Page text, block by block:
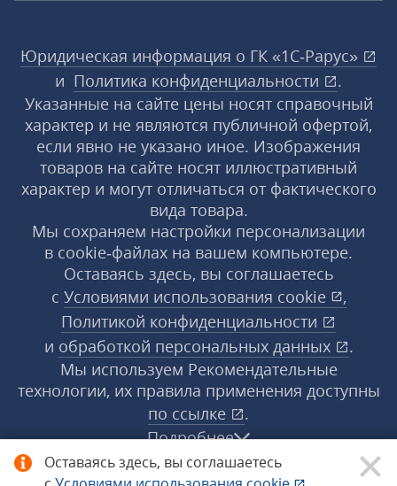
Оставаясь здесь, вы соглашаетесь
Юридическая информация о ГК «1С‑Рарус»
и Политика конфиденциальности
.
Указанные на сайте цены носят справочный
характер и не являются публичной офертой,
если явно не указано иное. Изображения
товаров на сайте носят иллюстративный
характер и могут отличаться от фактического
вида товара.
Мы сохраняем настройки персонализации
в cookie‑файлах на вашем компьютере.
Оставаясь здесь, вы соглашаетесь
с Условиями использования cookie
,
Политикой конфиденциальности
и обработкой персональных данных
.
Мы используем Рекомендательные
технологии, их правила применения доступны
по ссылке
.
Подробнее